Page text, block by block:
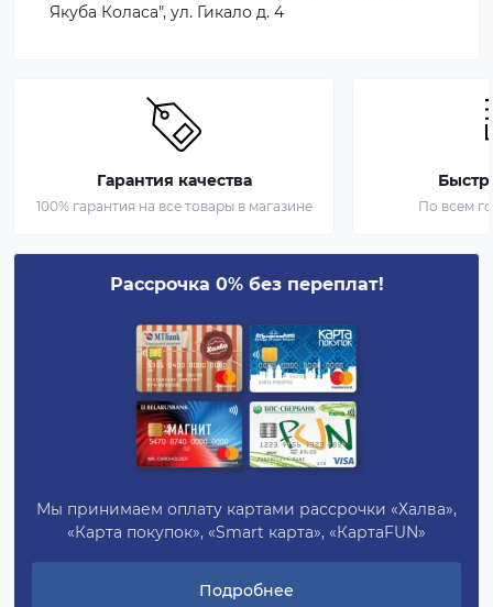
Якуба Коласа", ул. Гикало д. 4
Гарантия качества
100% гарантия на все товары в магазине По всем
Рассрочка 0% без переплат!
Мы принимаем оплату картами рассрочки «Халва»,
«Карта покупок», «Smart карта», «КартаFUN»
Подробнее